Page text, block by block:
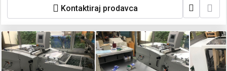
Kontaktiraj prodavca